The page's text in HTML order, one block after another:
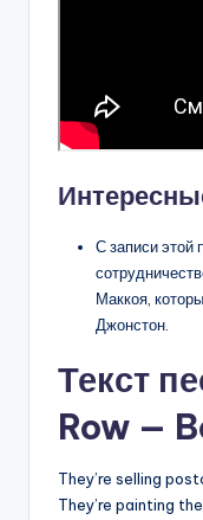
С записи этой
Маккоя,
Джонстон.
Текст
Row —
They’re selling
They’re painting